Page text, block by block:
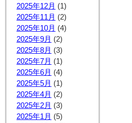
2025年12月 (1)
2025年11月 (2)
2025年10月 (4)
2025年9月 (2)
2025年8月 (3)
2025年7月 (1)
2025年6月 (4)
2025年5月 (1)
2025年4月 (2)
2025年2月 (3)
2025年1月 (5)